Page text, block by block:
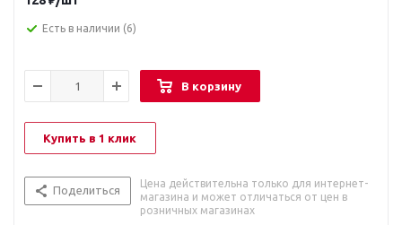
Есть в наличии (6)
В корзину
Купить в 1 клик
Поделиться
Цена действительна только для интернет-
магазина и может отличаться от цен в
розничных магазинах